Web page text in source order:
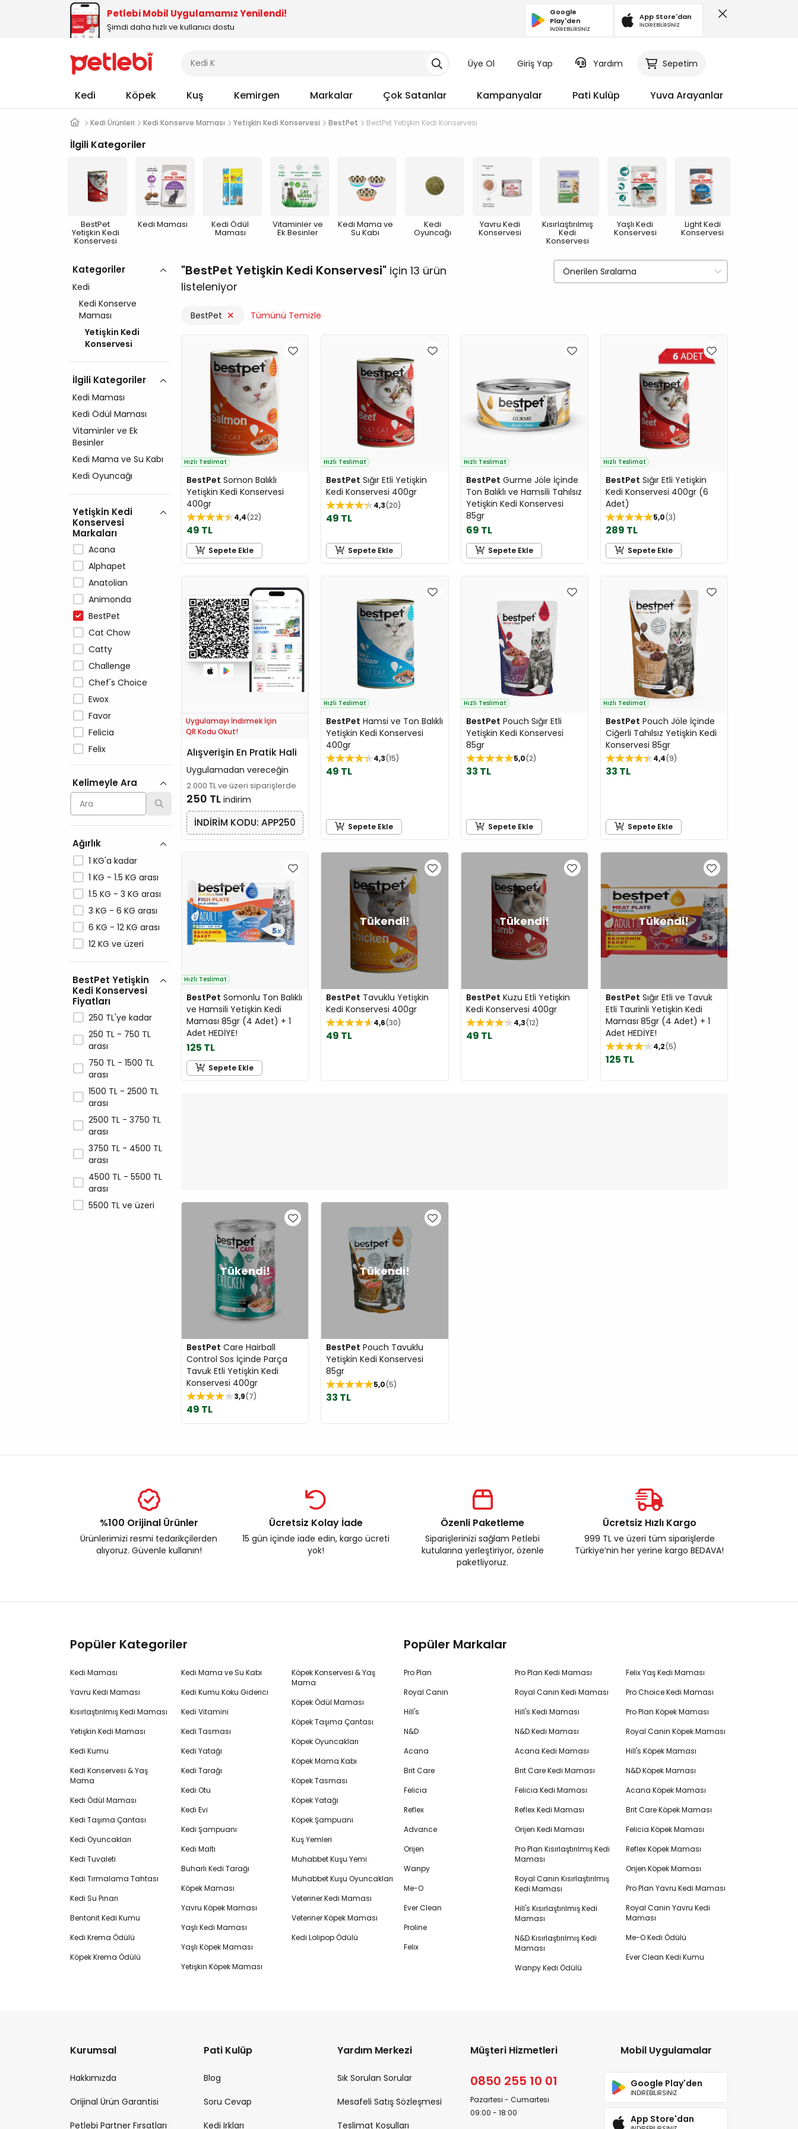
Petlebi Mobil Uygulamamız Yenilendi!
Şimdi daha hızlı ve kullanıcı dostu
Google
Play'den
İNDİREBİLİRSİNİZ
App Store'dan
İNDİREBİLİRSİNİZ
Üye Ol Giriş Yap Yardım Sepetim
Kedi Köpek Kuş Kemirgen Markalar Çok Satanlar Kampanyalar Pati Kulüp Yuva Arayanlar
Kedi Ürünleri Kedi Konserve Maması Yetişkin Kedi Konservesi BestPet BestPet Yetişkin Kedi Konservesi
İlgili Kategoriler
BestPet
Yetişkin Kedi
Konservesi
Kedi Maması Kedi Ödül
Maması
Vitaminler ve
Ek Besinler
Kedi Mama ve
Su Kabı
Kedi
Oyuncağı
Yavru Kedi
Konservesi
Kısırlaştırılmış
Kedi
Konservesi
Yaşlı Kedi
Konservesi
Light Kedi
Konservesi
Kategoriler
Kedi
Kedi Konserve
Maması
Yetişkin Kedi
Konservesi
İlgili Kategoriler
Kedi Maması
Kedi Ödül Maması
Vitaminler ve Ek
Besinler
Kedi Mama ve Su Kabı
Kedi Oyuncağı
Yetişkin Kedi
Konservesi
Markaları
Acana
Alphapet
Anatolian
Animonda
BestPet
Cat Chow
Catty
Challenge
Chef's Choice
Ewox
Favor
Felicia
Felix
Gourmet
Happy Cat
Hill's
Jungle
LaVital
Me-O
Miamor
Molly
N&D
Natura
Petlebi
Plaisir
PLATINUM
Pro Plan
ProChoice
Proline
Reflex
Rimba
Royal Canin
Schesir
Sheba
SmartHeart
Kelimeyle Ara
Ağırlık
1 KG'a kadar
1 KG - 1.5 KG arası
1.5 KG - 3 KG arası
3 KG - 6 KG arası
6 KG - 12 KG arası
12 KG ve üzeri
BestPet Yetişkin
Kedi Konservesi
Fiyatları
250 TL'ye kadar
250 TL - 750 TL
arası
750 TL - 1500 TL
arası
1500 TL - 2500 TL
arası
2500 TL - 3750 TL
arası
3750 TL - 4500 TL
arası
4500 TL - 5500 TL
arası
5500 TL ve üzeri
BestPet Yetişkin Kedi Konservesi için 13 ürün
listeleniyor
BestPet Tümünü Temizle
Hızlı Teslimat
BestPet Somon Balıklı
Yetişkin Kedi Konservesi
400gr
4,4 22
49 TL
Sepete Ekle
Hızlı Teslimat
BestPet Sığır Etli Yetişkin
Kedi Konservesi 400gr
4,3 20
49 TL
Sepete Ekle
Hızlı Teslimat
BestPet Gurme Jöle İçinde
Ton Balıklı ve Hamsili Tahılsız
Yetişkin Kedi Konservesi
85gr
69 TL
Sepete Ekle
Hızlı Teslimat
BestPet Sığır Etli Yetişkin
Kedi Konservesi 400gr (6
Adet)
5,0 3
289 TL
Sepete Ekle
Uygulamayı İndirmek İçin
QR Kodu Okut!
Alışverişin En Pratik Hali
Uygulamadan vereceğin
2.000 TL ve üzeri siparişlerde
250 TL indirim
İNDİRİM KODU: APP250
Hızlı Teslimat
BestPet Hamsi ve Ton Balıklı
Yetişkin Kedi Konservesi
400gr
4,3 15
49 TL
Sepete Ekle
Hızlı Teslimat
BestPet Pouch Sığır Etli
Yetişkin Kedi Konservesi
85gr
5,0 2
33 TL
Sepete Ekle
Hızlı Teslimat
BestPet Pouch Jöle İçinde
Ciğerli Tahılsız Yetişkin Kedi
Konservesi 85gr
4,4 9
33 TL
Sepete Ekle
Hızlı Teslimat
BestPet Somonlu Ton Balıklı
ve Hamsili Yetişkin Kedi
Maması 85gr (4 Adet) + 1
Adet HEDİYE!
125 TL
Sepete Ekle
BestPet Tavuklu Yetişkin
Kedi Konservesi 400gr
4,6 30
49 TL
BestPet Kuzu Etli Yetişkin
Kedi Konservesi 400gr
4,3 12
49 TL
BestPet Sığır Etli ve Tavuk
Etli Taurinli Yetişkin Kedi
Maması 85gr (4 Adet) + 1
Adet HEDİYE!
4,2 5
125 TL
BestPet Care Hairball
Control Sos İçinde Parça
Tavuk Etli Yetişkin Kedi
Konservesi 400gr
3,9 7
49 TL
BestPet Pouch Tavuklu
Yetişkin Kedi Konservesi
85gr
5,0 5
33 TL
%100 Orijinal Ürünler
Ürünlerimizi resmi tedarikçilerden
alıyoruz. Güvenle kullanın!
Ücretsiz Kolay İade
15 gün içinde iade edin, kargo ücreti
yok!
Özenli Paketleme
Siparişlerinizi sağlam Petlebi
kutularına yerleştiriyor, özenle
paketliyoruz.
Ücretsiz Hızlı Kargo
999 TL ve üzeri tüm siparişlerde
Türkiye’nin her yerine kargo BEDAVA!
Popüler Kategoriler
Kedi Maması
Yavru Kedi Maması
Kısırlaştırılmış Kedi Maması
Yetişkin Kedi Maması
Kedi Kumu
Kedi Konservesi & Yaş
Mama
Kedi Ödül Maması
Kedi Taşıma Çantası
Kedi Oyuncakları
Kedi Tuvaleti
Kedi Tırmalama Tahtası
Kedi Su Pınarı
Bentonit Kedi Kumu
Kedi Krema Ödülü
Köpek Krema Ödülü
Kedi Mama ve Su Kabı
Kedi Kumu Koku Giderici
Kedi Vitamini
Kedi Tasması
Kedi Yatağı
Kedi Tarağı
Kedi Otu
Kedi Evi
Kedi Şampuanı
Kedi Maltı
Buharlı Kedi Tarağı
Köpek Maması
Yavru Köpek Maması
Yaşlı Kedi Maması
Yaşlı Köpek Maması
Yetişkin Köpek Maması
Köpek Konservesi & Yaş
Mama
Köpek Ödül Maması
Köpek Taşıma Çantası
Köpek Oyuncakları
Köpek Mama Kabı
Köpek Tasması
Köpek Yatağı
Köpek Şampuanı
Kuş Yemleri
Muhabbet Kuşu Yemi
Muhabbet Kuşu Oyuncakları
Veteriner Kedi Maması
Veteriner Köpek Maması
Kedi Lolipop Ödülü
Popüler Markalar
Pro Plan
Royal Canin
Hill's
N&D
Acana
Brit Care
Felicia
Reflex
Advance
Orijen
Wanpy
Me-O
Ever Clean
Proline
Felix
Pro Plan Kedi Maması
Royal Canin Kedi Maması
Hill's Kedi Maması
N&D Kedi Maması
Acana Kedi Maması
Brit Care Kedi Maması
Felicia Kedi Maması
Reflex Kedi Maması
Orijen Kedi Maması
Pro Plan Kısırlaştırılmış Kedi
Maması
Royal Canin Kısırlaştırılmış
Kedi Maması
Hill's Kısırlaştırılmış Kedi
Maması
N&D Kısırlaştırılmış Kedi
Maması
Wanpy Kedi Ödülü
Felix Yaş Kedi Maması
Pro Choice Kedi Maması
Pro Plan Köpek Maması
Royal Canin Köpek Maması
Hill's Köpek Maması
N&D Köpek Maması
Acana Köpek Maması
Brit Care Köpek Maması
Felicia Köpek Maması
Reflex Köpek Maması
Orijen Köpek Maması
Pro Plan Yavru Kedi Maması
Royal Canin Yavru Kedi
Maması
Me-O Kedi Ödülü
Ever Clean Kedi Kumu
Kurumsal
Hakkımızda
Orijinal Ürün Garantisi
Petlebi Partner Fırsatları
Pati Kulüp
Blog
Soru Cevap
Kedi Irkları
Yardım Merkezi
Sık Sorulan Sorular
Mesafeli Satış Sözleşmesi
Teslimat Koşulları
Müşteri Hizmetleri
0850 255 10 01
Pazartesi - Cumartesi
09:00 - 18:00
Mobil Uygulamalar
Google Play'den
İNDİREBİLİRSİNİZ
App Store'dan